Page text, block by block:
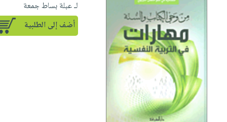
لـ عبلة بساط جمعة
أضف إلى الطلبية